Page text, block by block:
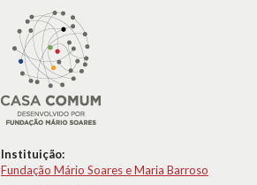
Instituição:
Fundação Mário Soares e Maria Barroso